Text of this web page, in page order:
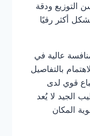
التوزيع ودقة
أكثر رقيًا
عالية في
بالتفاصيل
قوي لدى
الجيد لا يُعد
المكان